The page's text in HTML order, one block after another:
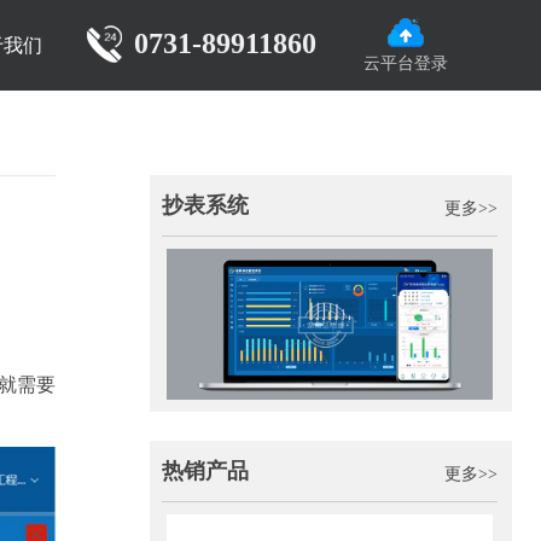
云平台登录
0731-89911860
们
需要
抄表系统 更多>>
热销产品 更多>>